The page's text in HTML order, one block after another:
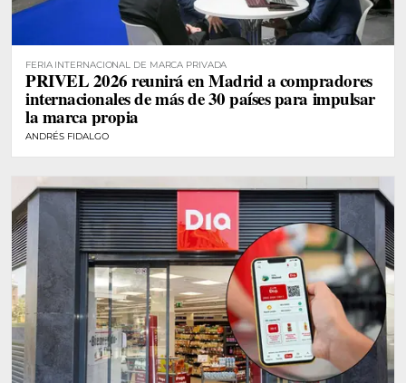
FERIA INTERNACIONAL DE MARCA PRIVADA
PRIVEL 2026 reunirá en Madrid a compradores
internacionales de más de 30 países para impulsar
la marca propia
ANDRÉS FIDALGO